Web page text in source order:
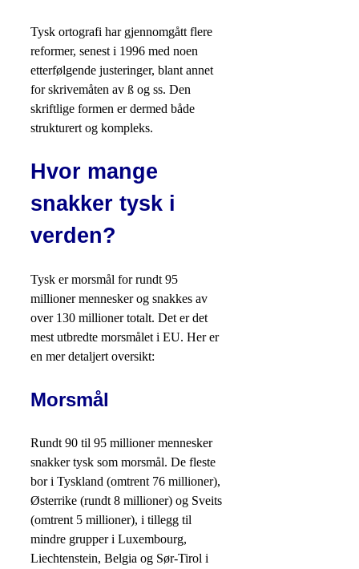
Tysk ortografi har gjennomgått flere
reformer, senest i 1996 med noen
etterfølgende justeringer, blant annet
for skrivemåten av ß og ss. Den
skriftlige formen er dermed både
strukturert og kompleks.
Hvor mange
snakker tysk i
verden?
Tysk er morsmål for rundt 95
millioner mennesker og snakkes av
over 130 millioner totalt. Det er det
mest utbredte morsmålet i EU. Her er
en mer detaljert oversikt:
Morsmål
Rundt 90 til 95 millioner mennesker
snakker tysk som morsmål. De fleste
bor i Tyskland (omtrent 76 millioner),
Østerrike (rundt 8 millioner) og Sveits
(omtrent 5 millioner), i tillegg til
mindre grupper i Luxembourg,
Liechtenstein, Belgia og Sør-Tirol i